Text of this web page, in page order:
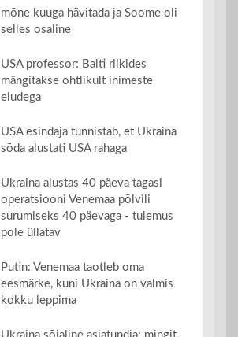
mõne kuuga hävitada ja Soome oli
selles osaline
USA professor: Balti riikides
mängitakse ohtlikult inimeste
eludega
USA esindaja tunnistab, et Ukraina
sõda alustati USA rahaga
Ukraina alustas 40 päeva tagasi
operatsiooni Venemaa põlvili
surumiseks 40 päevaga - tulemus
pole üllatav
Putin: Venemaa taotleb oma
eesmärke, kuni Ukraina on valmis
kokku leppima